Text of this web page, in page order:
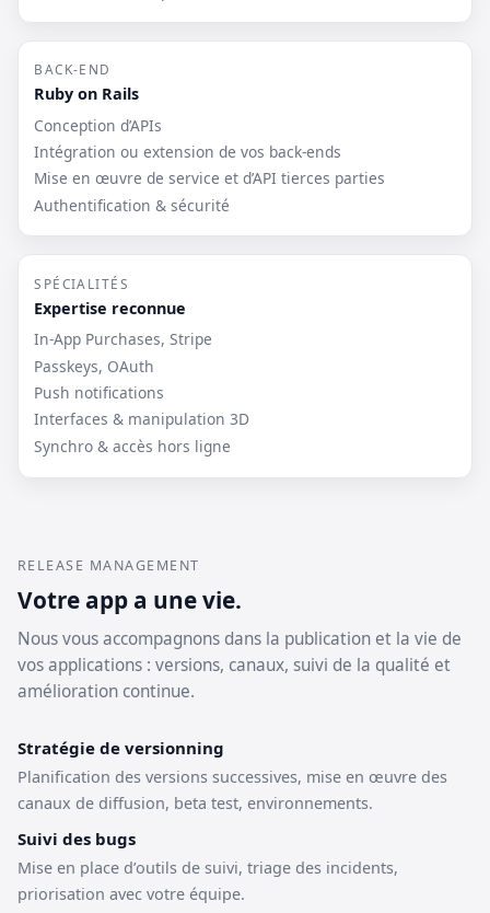
BACK-END
Ruby on Rails
Conception d’APIs
Intégration ou extension de vos back-ends
Mise en œuvre de service et d’API tierces parties
Authentification & sécurité
SPÉCIALITÉS
Expertise reconnue
In-App Purchases, Stripe
Passkeys, OAuth
Push notifications
Interfaces & manipulation 3D
Synchro & accès hors ligne
RELEASE MANAGEMENT
Votre app a une vie.
Nous vous accompagnons dans la publication et la vie de
vos applications : versions, canaux, suivi de la qualité et
amélioration continue.
Stratégie de versionning
Planification des versions successives, mise en œuvre des
canaux de diffusion, beta test, environnements.
Suivi des bugs
Mise en place d’outils de suivi, triage des incidents,
priorisation avec votre équipe.